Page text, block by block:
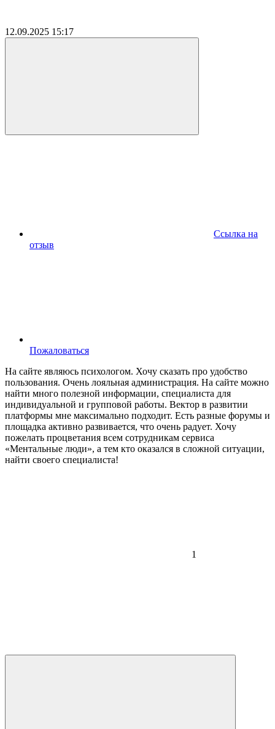
12.09.2025 15:17
Ссылка на
отзыв
Пожаловаться
На сайте являюсь психологом. Хочу сказать про удобство
пользования. Очень лояльная администрация. На сайте можно
найти много полезной информации, специалиста для
индивидуальной и групповой работы. Вектор в развитии
платформы мне максимально подходит. Есть разные форумы и
площадка активно развивается, что очень радует. Хочу
пожелать процветания всем сотрудникам сервиса
«Ментальные люди», а тем кто оказался в сложной ситуации,
найти своего специалиста!
1